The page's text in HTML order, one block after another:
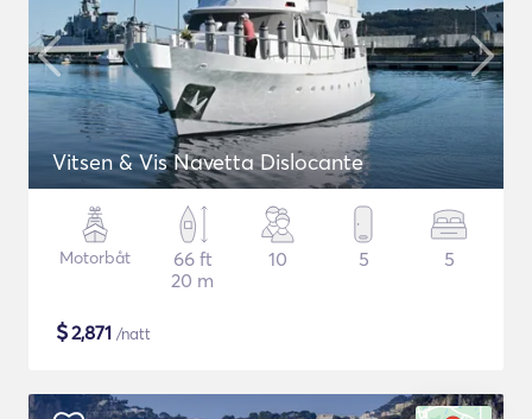
Vitsen & Vis Navetta Dislocante
Motorbåt
66 ft
20 m
10 5 5
$2,871 /natt